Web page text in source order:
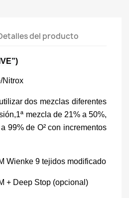
del producto
Nitrox
dos mezclas diferentes
mezcla de 21% a 50%,
99% de O² con incrementos
Wienke 9 tejidos modificado
+ Deep Stop (opcional)